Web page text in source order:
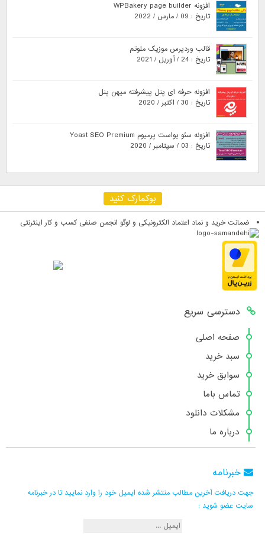
افزونه WPBakery page builder
تاریخ : 09 / مارس / 2022
قالب وردپرس موزیک ملوتم
تاریخ : 24 / آوریل / 2021
افزونه حرفه ای پنل پیشرفته میهن پنل
تاریخ : 30 / اکتبر / 2020
افزونه سئو یواست پرمیوم Yoast SEO Premium
تاریخ : 03 / سپتامبر / 2020
بوکمارک کنید
ضمانت خرید و نماد اعتماد الکترونیکی و لوگو انجمن صنفی کسب و کار اینترنتی
دسترسی سریع
صفحه اصلی
سبد خرید
سوابق خرید
تماس باما
مشکلات دانلود
درباره ما
خبرنامه
جهت دریافت آخرین مطالب منتشر شده ایمیل خود را وارد نمایید تا در خبرنامه
سایت عضو شوید :